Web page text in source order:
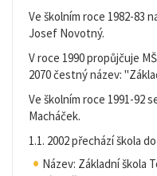
Ve školním roce 1982-83
Josef Novotný.
V roce 1990 propůjčuje
2070 čestný název:
Ve školním roce 1991-92
Macháček.
1.1. 2002 přechází škola
Název: Základní škola